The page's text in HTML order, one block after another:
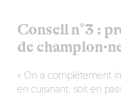
Conseil n°3 :
de
« On a complètement
en cuisinant, soit en